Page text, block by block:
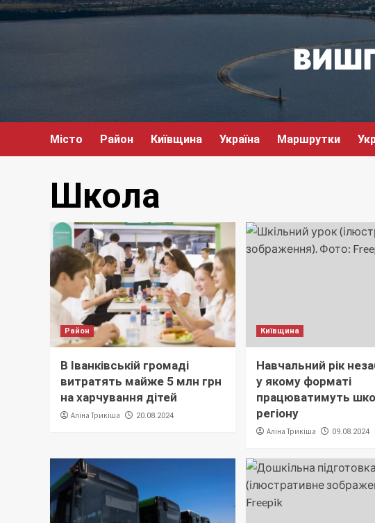
Перейти
до
Місто Район Київщина Україна Маршрутки
Школа
Район
В Іванківській громаді
витратять майже 5 млн грн
на харчування дітей
Аліна Трикіша 20.08.2024
Київщина
Навчальний рік
у якому форматі
працюватимуть
регіону
Аліна Трикіша 09.08.2024